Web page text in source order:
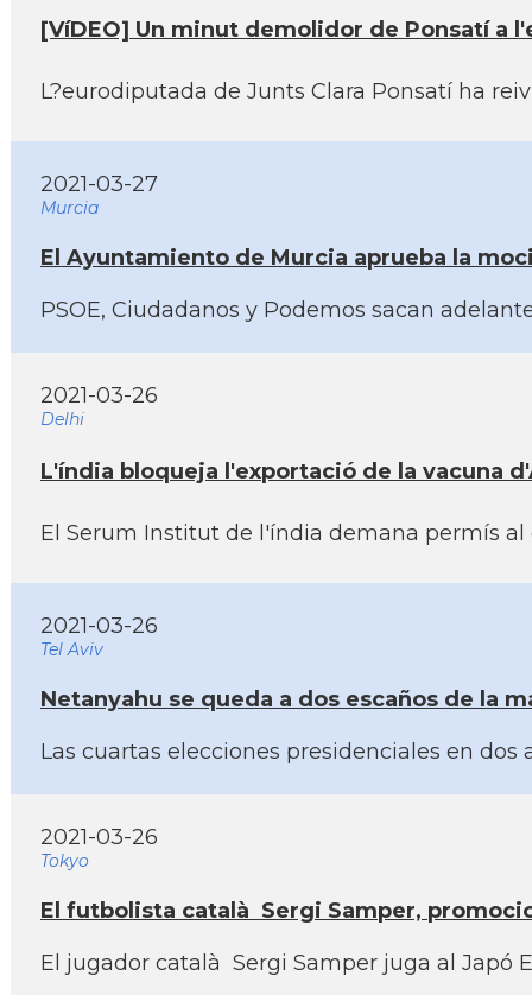
[VíDEO] Un minut demolidor de Ponsatí­ a
L?eurodiputada de Junts Clara Ponsatí­ ha
2021-03-27
Murcia
El Ayuntamiento de Murcia aprueba la
PSOE, Ciudadanos y Podemos sacan
2021-03-26
Delhi
L'índia bloqueja l'exportació de la vacuna
El Serum Institut de l'índia demana permí­s
2021-03-26
Tel Aviv
Netanyahu se queda a dos escaños de la
Las cuartas elecciones presidenciales en
2021-03-26
Tokyo
El futbolista català Sergi Samper,
El jugador català Sergi Samper juga al Japó